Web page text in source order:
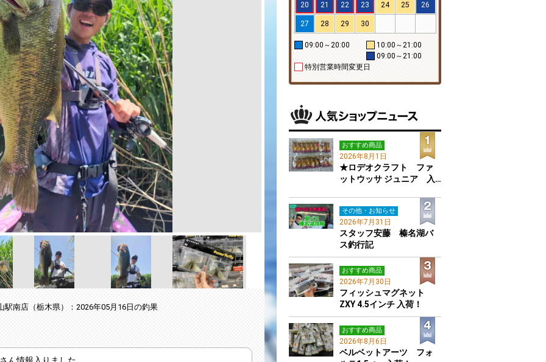
駅南店（栃木県）：2026年05月16日の釣果
ん情報入りました。
20 21 22 23 24 25 26
27 28 29 30
10:00～21:00
09:00～20:00
09:00～21:00
特別営業時間変更日
おすすめ商品
2026年8月1日
★ロデオクラフト ファ
ットウッサ ジュニア 入…
その他・お知らせ
2026年7月31日
スタッフ安藤 榛名湖バ
ス釣行記
おすすめ商品
2026年7月30日
フィッシュマグネット
ZXY 4.5インチ 入荷！
おすすめ商品
2026年8月6日
ベルベットアーツ フォ